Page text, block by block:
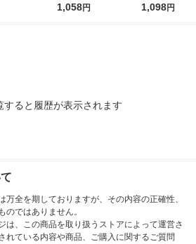
素肌 超スリ
エエフ しあわせ素肌
1,058円
イズ 10cc
1,098円
すると履歴が表示されます
万全を期しておりますが、その内容の正確性、
のではありません。
は、この商品を取り扱うストアによって運営さ
れている内容や商品、ご購入に関するご質問